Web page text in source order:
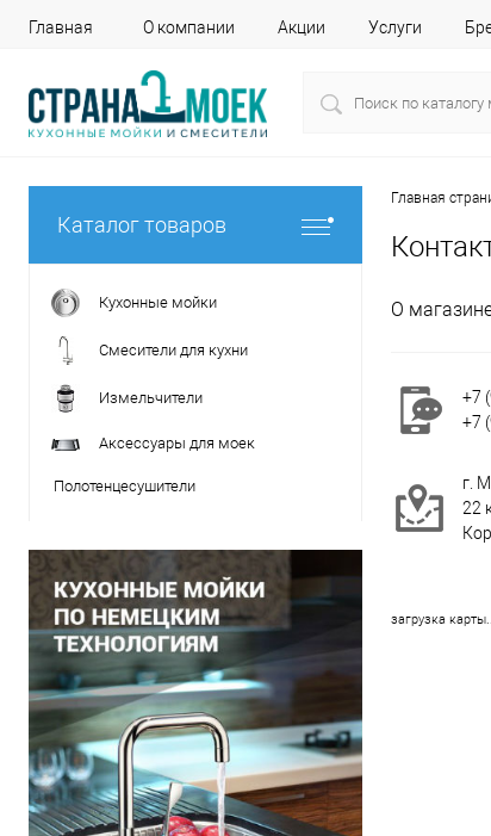
Главная О компании Акции Услуги
Каталог товаров
Кухонные мойки
Смесители для кухни
Измельчители
Аксессуары для моек
Полотенцесушители
Главная
О
+7
+7
г.
22
загрузка